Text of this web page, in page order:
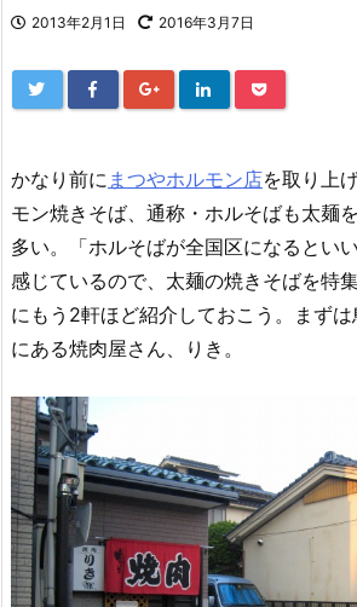
2013年2月1日 2016年3月7日
かなり前に まつやホルモン店を取り上
モン焼きそば、通称・ホルそばも太麺
多い。「ホルそばが全国区になるとい
感じているので、太麺の焼きそばを特
にもう2軒ほど紹介しておこう。まず
にある焼肉屋さん、りき。